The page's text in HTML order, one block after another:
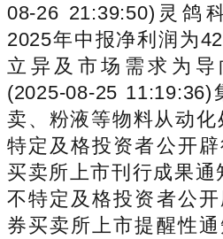
08-26 21:39:50)灵鸽
2025年中报净利润为
立异及市场需求为
(2025-08-25
卖、粉液等物料从动
特定及格投资者公开
买卖所上市刊行成果通
不特定及格投资者公
券买卖所上市提醒性